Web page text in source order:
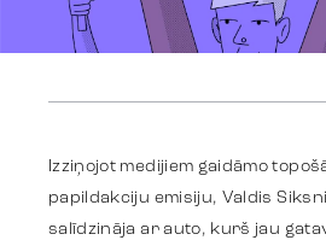
Stratēģija
Izziņojot medijiem gaidāmo
papildakciju emisiju, Valdis
salīdzināja ar auto, kurš jau